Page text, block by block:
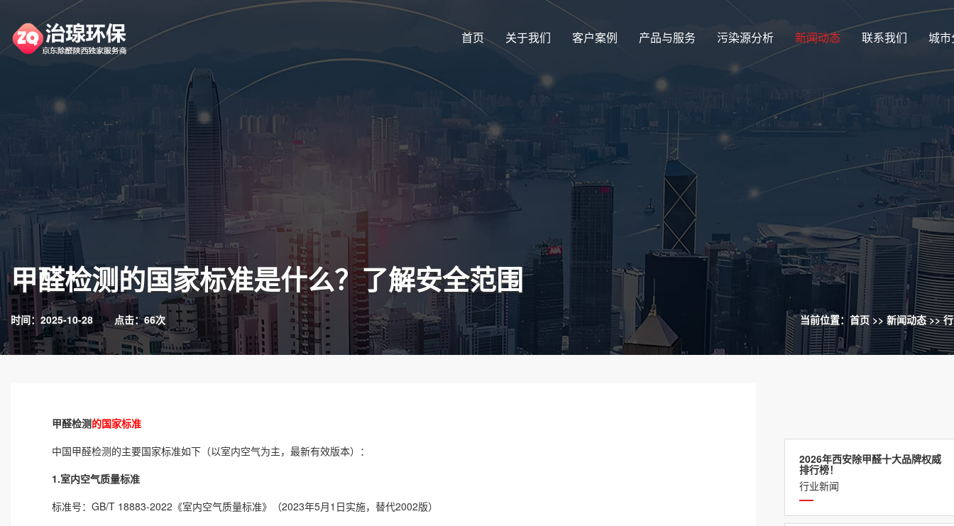
首页 关于我们 客户案例 产品与服务 污染源分析 新闻动态 联系我们 城
甲醛检测的国家标准是什么？了解安全范围
当前位置： 首页 >> 新闻动态>>
时间：2025-10-28 点击：66次
2026年西安除甲醛十大品牌权威
排行榜！
行业新闻
甲醛检测的国家标准
中国甲醛检测的主要国家标准如下（以室内空气为主，最新有效版本）：
1.室内空气质量标准
标准号：GB/T 18883-2022《室内空气质量标准》（2023年5月1日实施，替代2002版）